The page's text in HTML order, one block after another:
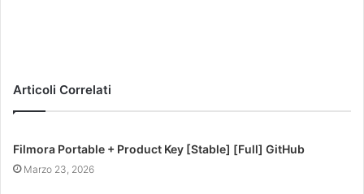
Articoli Correlati
Filmora Portable + Product Key [Stable] [Full] GitHub
Marzo 23, 2026